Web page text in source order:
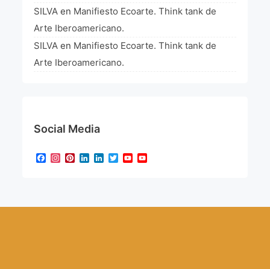
SILVA en Manifiesto Ecoarte. Think tank de
Arte Iberoamericano.
SILVA en Manifiesto Ecoarte. Think tank de
Arte Iberoamericano.
Social Media
Facebook
Instagram
Pinterest
LinkedIn
LinkedIn
TwitterYouTube